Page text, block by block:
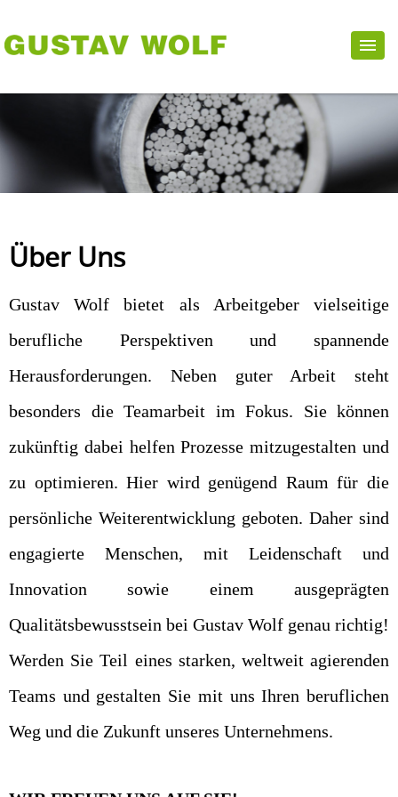
Über Uns
Gustav Wolf bietet als Arbeitgeber vielseitige
berufliche Perspektiven und spannende
Herausforderungen. Neben guter Arbeit steht
besonders die Teamarbeit im Fokus. Sie können
zukünftig dabei helfen Prozesse mitzugestalten und
zu optimieren. Hier wird genügend Raum für die
persönliche Weiterentwicklung geboten. Daher sind
engagierte Menschen, mit Leidenschaft und
Innovation sowie einem ausgeprägten
Qualitätsbewusstsein bei Gustav Wolf genau richtig!
Werden Sie Teil eines starken, weltweit agierenden
Teams und gestalten Sie mit uns Ihren beruflichen
Weg und die Zukunft unseres Unternehmens.